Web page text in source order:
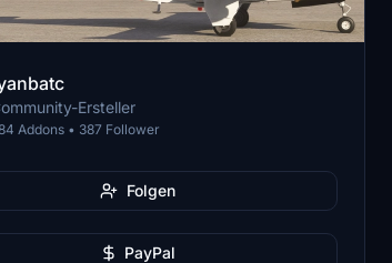
Ersteller
Addons • 387 Follower
Folgen
PayPal